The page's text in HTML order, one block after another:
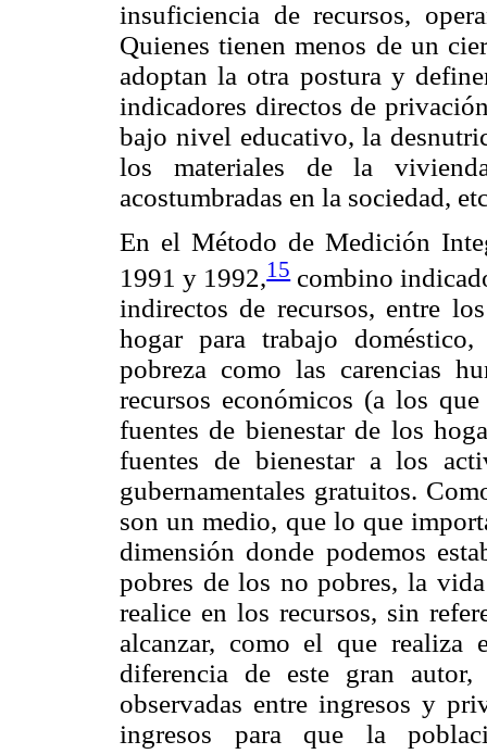
insuficiencia de recursos,
Quienes tienen menos de un
adoptan la otra postura y
indicadores directos de
bajo nivel educativo, la
los materiales de la
acostumbradas en la sociedad,
En el Método de Medición
1991 y 1992,15combino
indirectos de recursos, entre
hogar para trabajo
pobreza como las carencias
recursos económicos (a los
fuentes de bienestar de los
fuentes de bienestar a los
gubernamentales gratuitos.
son un medio, que lo que
dimensión donde podemos
pobres de los no pobres, la
realice en los recursos, sin
alcanzar, como el que
diferencia de este gran
observadas entre ingresos y
ingresos para que la